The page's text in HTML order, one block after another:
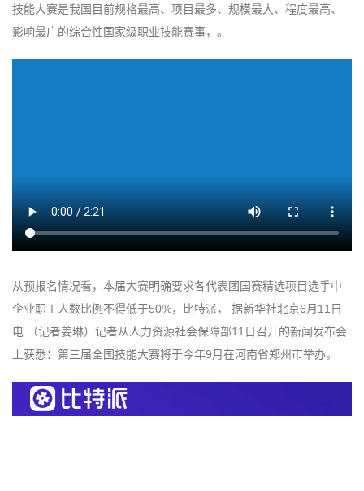
技能大赛是我国目前规格最高、项目最多、规模最大、程度最高、
影响最广的综合性国家级职业技能赛事，。
从预报名情况看，本届大赛明确要求各代表团国赛精选项目选手中
企业职工人数比例不得低于50%，比特派， 据新华社北京6月11日
电 （记者姜琳）记者从人力资源社会保障部11日召开的新闻发布会
上获悉：第三届全国技能大赛将于今年9月在河南省郑州市举办。